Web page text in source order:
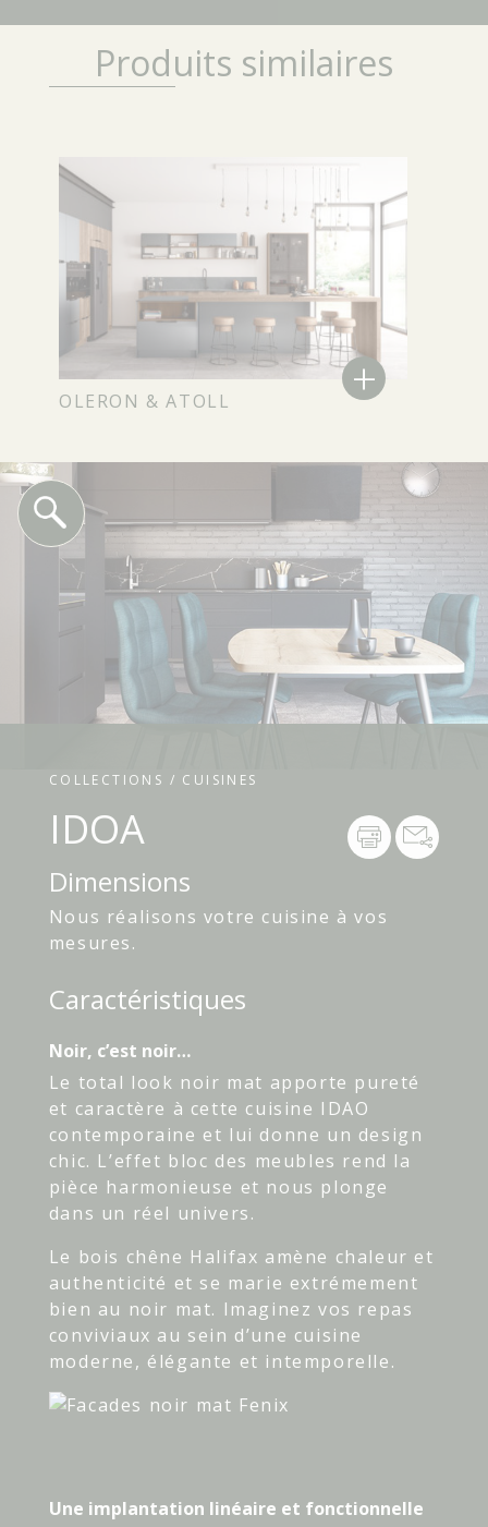
Produits similaires
OLERON & ATOLL +
COLLECTIONS / CUISINES
IDOA
Dimensions
Nous réalisons votre cuisine à vos
mesures.
Caractéristiques
Noir, c’est noir…
Le total look noir mat apporte pureté
et caractère à cette cuisine IDAO
contemporaine et lui donne un design
chic. L’effet bloc des meubles rend la
pièce harmonieuse et nous plonge
dans un réel univers.
Le bois chêne Halifax amène chaleur et
authenticité et se marie extrémement
bien au noir mat. Imaginez vos repas
conviviaux au sein d’une cuisine
moderne, élégante et intemporelle.
Une implantation linéaire et fonctionnelle